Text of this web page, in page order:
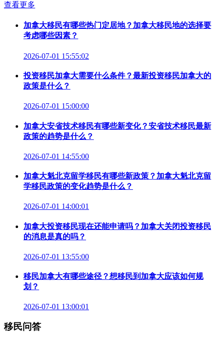
查看更多
加拿大移民有哪些热门定居地？加拿大移民地的选择要
考虑哪些因素？
2026-07-01 15:55:02
投资移民加拿大需要什么条件？最新投资移民加拿大的
政策是什么？
2026-07-01 15:00:00
加拿大安省技术移民有哪些新变化？安省技术移民最新
政策的趋势是什么？
2026-07-01 14:55:00
加拿大魁北克留学移民有哪些新政策？加拿大魁北克留
学移民政策的变化趋势是什么？
2026-07-01 14:00:01
加拿大投资移民现在还能申请吗？加拿大关闭投资移民
的消息是真的吗？
2026-07-01 13:55:00
移民加拿大有哪些途径？想移民到加拿大应该如何规
划？
2026-07-01 13:00:01
移民问答